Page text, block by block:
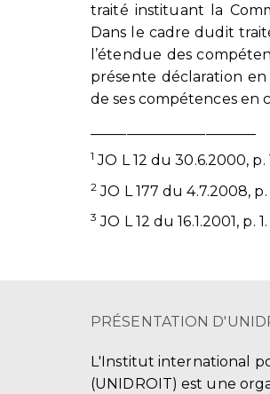
traité instituant la
Dans le cadre dudit
l’étendue des
présente déclaration
de ses compétences en
1 JO L 12 du 30.6.2000, p.
2 JO L 177 du 4.7.2008, p.
3 JO L 12 du 16.1.2001, p. 1.
PRÉSENTATION
L'Institut international
(UNIDROIT) est une